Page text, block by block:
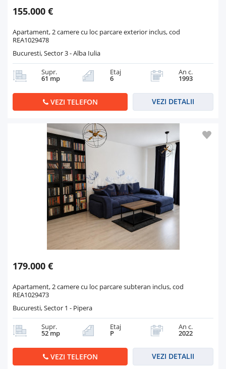
155.000 €
Apartament, 2 camere cu loc parcare exterior inclus, cod
REA1029478
Bucuresti, Sector 3 - Alba Iulia
Supr.
61 mp
Etaj
6
An c.
1993
VEZI TELEFON VEZI DETALII
179.000 €
Apartament, 2 camere cu loc parcare subteran inclus, cod
REA1029473
Bucuresti, Sector 1 - Pipera
Supr.
52 mp
Etaj
P
An c.
2022
VEZI TELEFON VEZI DETALII